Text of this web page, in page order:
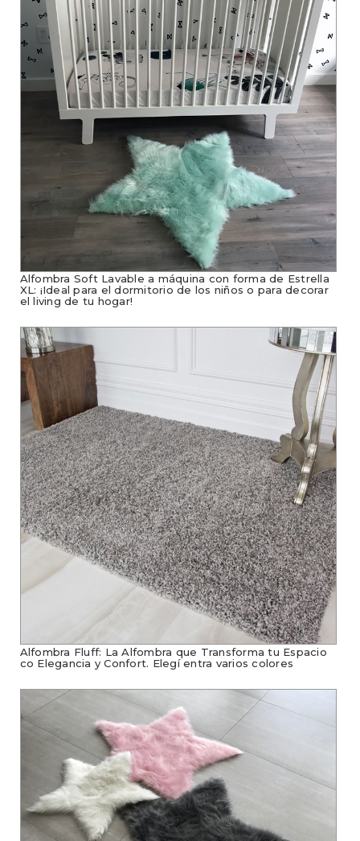
Alfombra Soft Lavable a máquina con forma de Estrella
XL: ¡Ideal para el dormitorio de los niños o para decorar
el living de tu hogar!
Alfombra Fluff: La Alfombra que Transforma tu Espacio
co Elegancia y Confort. Elegí entra varios colores